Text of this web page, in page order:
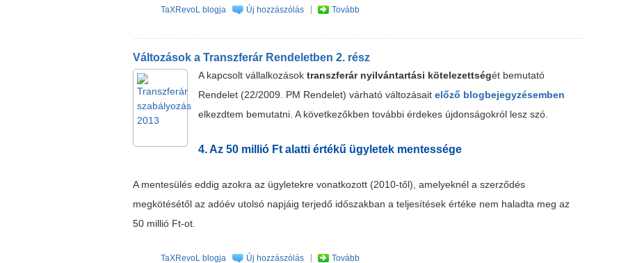
TaXRevoL blogja Új hozzászólás Tovább
Változások a Transzferár Rendeletben 2. rész
A kapcsolt vállalkozások transzferár nyilvántartási kötelezettségét bemutató
Rendelet (22/2009. PM Rendelet) várható változásait előző blogbejegyzésemben
elkezdtem bemutatni. A következőkben további érdekes újdonságokról lesz szó.
4. Az 50 millió Ft alatti értékű ügyletek mentessége
A mentesülés eddig azokra az ügyletekre vonatkozott (2010-től), amelyeknél a szerződés
megkötésétől az adóév utolsó napjáig terjedő időszakban a teljesítések értéke nem haladta meg az
50 millió Ft-ot.
TaXRevoL blogja Új hozzászólás Tovább